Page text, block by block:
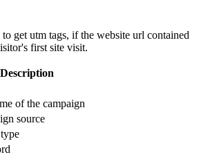
get utm tags, if the website url contained
first site visit.
Description
of the campaign
source